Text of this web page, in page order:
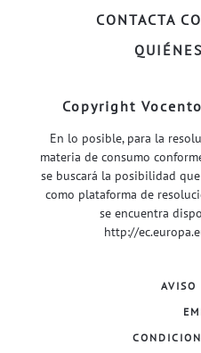
CONTACTA
Copyright
En lo posible, para la
materia de consumo
se buscará la posibilidad
como plataforma de
se encuentra
http://
AVISO